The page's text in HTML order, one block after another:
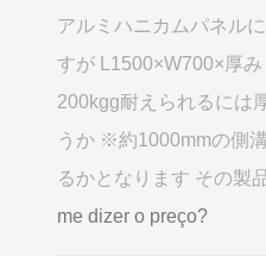
アルミハニカムパネル
すが L1500×W700×厚
200kgg耐えられるには
うか ※約1000mmの側
るかとなります その製
me dizer o preço?